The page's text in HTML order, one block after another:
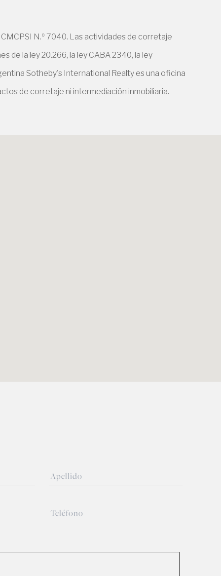
N.º 7040. Las actividades de corretaje
de la ley 20.266, la ley CABA 2340, la ley
Sotheby's International Realty es una oficina
de corretaje ni intermediación inmobiliaria.